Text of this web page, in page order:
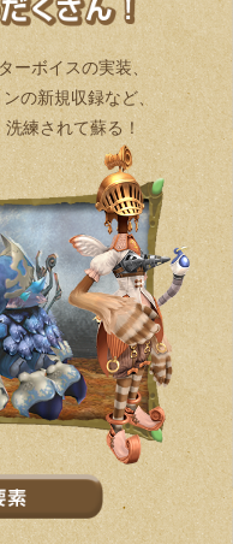
ーボイスの実装、
の新規収録など、
洗練されて蘇る！